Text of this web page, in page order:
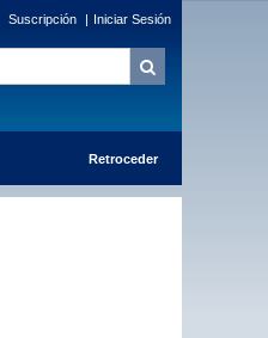
Suscripción | Iniciar Sesión
Retroceder